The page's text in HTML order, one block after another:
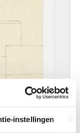
instellingen